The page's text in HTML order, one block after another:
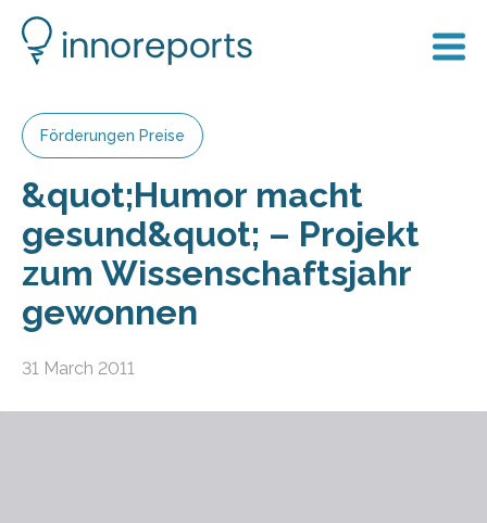
Förderungen Preise
&quot;Humor macht
gesund&quot; – Projekt
zum Wissenschaftsjahr
gewonnen
31 March 2011